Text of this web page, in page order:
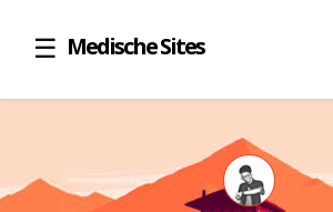
Medische Sites